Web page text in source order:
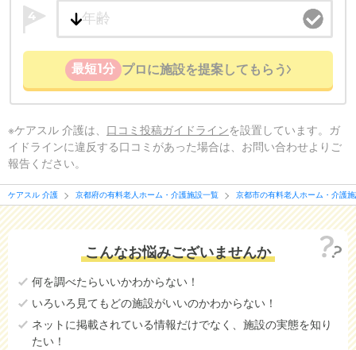
4
最短1分 プロに施設を提案してもらう
※ケアスル 介護は、 口コミ投稿ガイドラインを設置しています。ガ
イドラインに違反する口コミがあった場合は、お問い合わせよりご
報告ください。
ケアスル 介護 京都府の有料老人ホーム・介護施設一覧 京都市の有料老人ホーム・介護
こんなお悩みございませんか
何を調べたらいいかわからない！
いろいろ見てもどの施設がいいのかわからない！
ネットに掲載されている情報だけでなく、施設の実態を知り
たい！